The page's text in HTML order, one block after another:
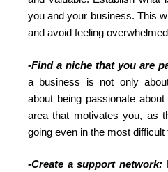
you and your business. This
and avoid feeling
-Find a niche that you are
a business is not only
about being passionate
area that motivates you, as
going even in the most difficult
-Create a support network: